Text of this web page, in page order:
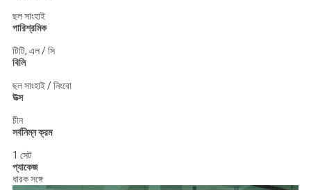
ছল সাংহাই
পারিশ্রমিক
টিটি, এল / সি
বিলি
ছল সাংহাই / নিংবো
উত্স
চীন
সর্বনিম্ন ক্রম
1 সেট
প্যাকেজ
ধারক সঙ্গে